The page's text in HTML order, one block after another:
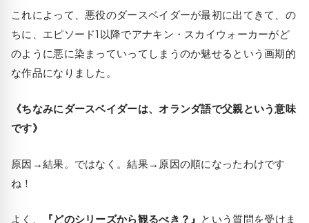
これによって、悪役のダースベイダーが最初に出てきて、の
ちに、エピソード1以降でアナキン・スカイウォーカーがど
のように悪に染まっていってしまうのか魅せるという画期的
な作品になりました。
《ちなみにダースベイダーは、オランダ語で父親という意味
です》
原因→結果。ではなく。結果→原因の順になったわけです
ね！
よく、 『どのシリーズから観るべき？』 という質問を受けま